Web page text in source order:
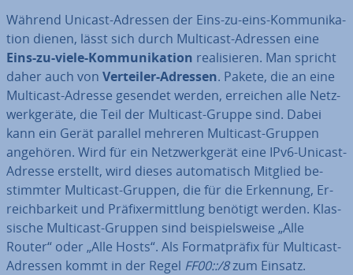
Während Unicast-Adressen der Eins-zu-eins-Kom­mu­ni­ka­
ti­on dienen, lässt sich durch Multicast-Adressen eine
Eins-zu-viele-Kom­mu­ni­ka­ti­on rea­li­sie­ren. Man spricht
daher auch von Verteiler-Adressen. Pakete, die an eine
Multicast-Adresse gesendet werden, erreichen alle Netz­
werk­ge­rä­te, die Teil der Multicast-Gruppe sind. Dabei
kann ein Gerät parallel mehreren Multicast-Gruppen
angehören. Wird für ein Netz­werk­ge­rät eine IPv6-Unicast-
Adresse erstellt, wird dieses au­to­ma­tisch Mitglied be­
stimm­ter Multicast-Gruppen, die für die Erkennung, Er­
reich­bar­keit und Prä­fi­xer­mitt­lung benötigt werden. Klas­
si­sche Multicast-Gruppen sind bei­spiels­wei­se „Alle
Router“ oder „Alle Hosts“. Als For­mat­prä­fix für Multicast-
Adressen kommt in der Regel FF00::/8zum Einsatz.